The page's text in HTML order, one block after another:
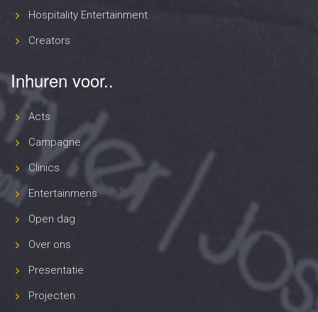
Hospitality Entertainment
Creators
Inhuren voor..
Acts
Campagne
Clinics
Entertainmens
Open dag
Over ons
Presentatie
Projecten